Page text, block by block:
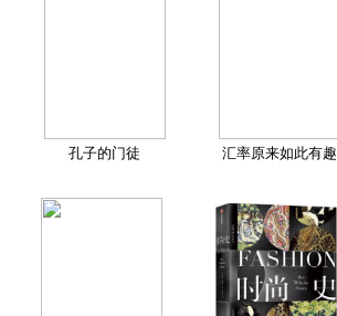
孔子的门徒 汇率原来如此有趣